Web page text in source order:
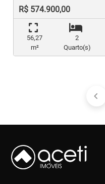
R$ 574.900,00
56,27
m²
2
Quarto(s)